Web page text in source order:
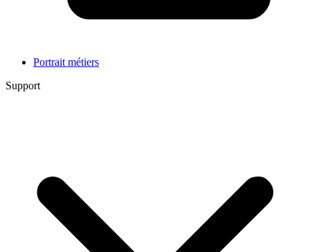
Portrait métiers
Support